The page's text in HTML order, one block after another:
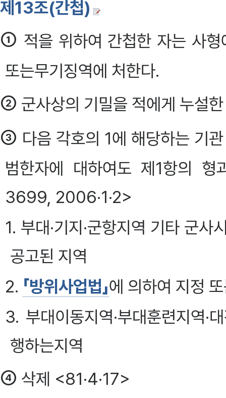
제13조(간첩)
① 적을 위하여 간첩한 자는 사
또는무기징역에 처한다.
② 군사상의 기밀을 적에게 누설
③ 다음 각호의 1에 해당하는 기
범한자에 대하여도 제1항의
3699, 2006·1·2>
1. 부대·기지·군항지역 기타 군
공고된 지역
2. 「방위사업법」에 의하여 지정
3. 부대이동지역·부대훈련지역·
행하는지역
④ 삭제 <81·4·17>